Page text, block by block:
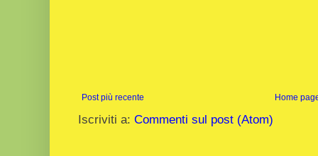
Post più recente Home
Iscriviti a: Commenti sul post (Atom)